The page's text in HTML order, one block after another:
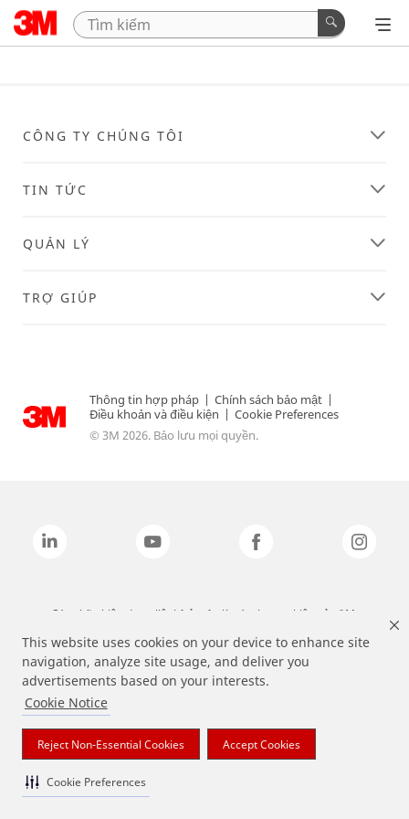
This website uses cookies on your device to enhance site
navigation, analyze site usage, and deliver you
advertisements based on your interests.
Cookie Notice
Reject Non-Essential Cookies Accept Cookies
Cookie Preferences
CÔNG TY CHÚNG TÔI
TIN TỨC
QUẢN LÝ
TRỢ GIÚP
Thông tin hợp pháp | Chính sách bảo mật |
Điều khoản và điều kiện | Cookie Preferences
© 3M 2026. Bảo lưu mọi quyền.
Các nhãn hiệu được liệt kê ở trên là các thương hiệu của 3M.